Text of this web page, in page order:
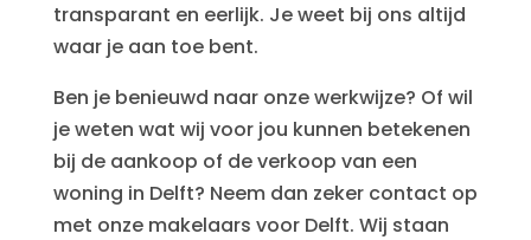
transparant en eerlijk. Je weet bij ons altijd
waar je aan toe bent.
Ben je benieuwd naar onze werkwijze? Of wil
je weten wat wij voor jou kunnen betekenen
bij de aankoop of de verkoop van een
woning in Delft? Neem dan zeker contact op
met onze makelaars voor Delft. Wij staan